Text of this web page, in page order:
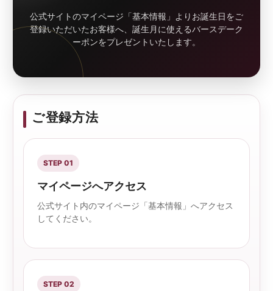
公式サイトのマイページ「基本情報」よりお誕生日をご
登録いただいたお客様へ、誕生月に使えるバースデーク
ーポンをプレゼントいたします。
ご登録方法
STEP 01
マイページへアクセス
公式サイト内のマイページ「基本情報」へアクセス
してください。
STEP 02